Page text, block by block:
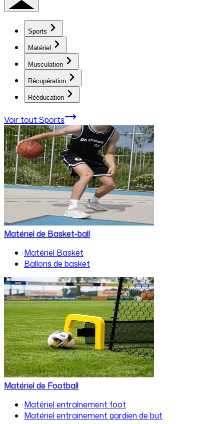
Sports
Matériel
Musculation
Récupération
Rééducation
Voir tout Sports
Matériel de Basket-ball
Matériel Basket
Ballons de basket
Matériel de Football
Matériel entraînement foot
Matériel entrainement gardien de but